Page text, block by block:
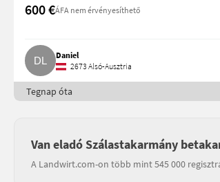
600 €ÁFA nem érvényesíthető
Daniel
2673 Alsó-Ausztria
Tegnap óta
Van eladó Szálastakarmány
A Landwirt.com-on több mint 545 000